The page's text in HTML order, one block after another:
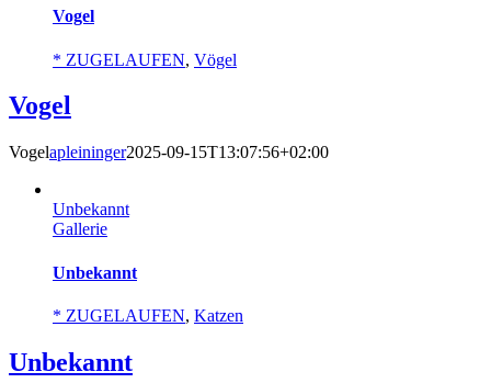
Vogel
* ZUGELAUFEN, Vögel
Vogel
Vogelapleininger2025-09-15T13:07:56+02:00
Unbekannt
Gallerie
Unbekannt
* ZUGELAUFEN, Katzen
Unbekannt